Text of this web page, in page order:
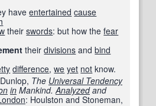
haveentertained cause
theirswords: but how thefear
theirdivisions andbind
difference,we yet not know.
Dunlop, The Universal Tendency
in Mankind.Analyzedand
: Houlston and Stoneman,